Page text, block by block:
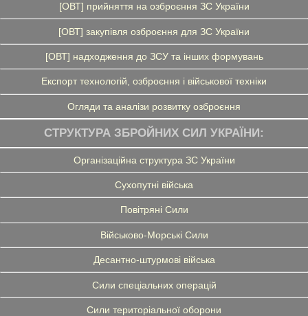
[ОВТ] прийняття на озброєння ЗС України
[ОВТ] закупівля озброєння для ЗС України
[ОВТ] надходження до ЗСУ та інших формувань
Експорт технологій, озброєння і військової техніки
Огляди та аналізи розвитку озброєння
СТРУКТУРА ЗБРОЙНИХ СИЛ УКРАЇНИ:
Організаційна структура ЗС України
Сухопутні війська
Повітряні Сили
Військово-Морські Сили
Десантно-штурмові війська
Сили спеціальних операцій
Сили територіальної оборони